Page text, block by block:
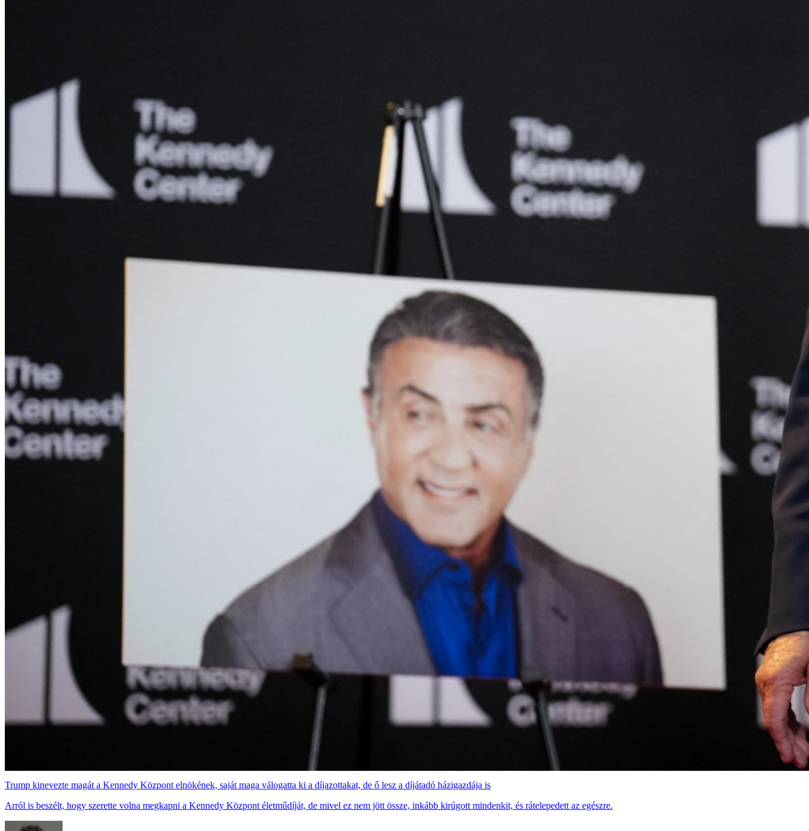
Trump kinevezte magát a Kennedy Központ elnökének, saját maga válogatta ki a díjazottakat, de ő lesz a díjátadó házigazdája is
Arról is beszélt, hogy szerette volna megkapni a Kennedy Központ életműdíját, de mivel ez nem jött össze, inkább kirúgott mindenkit, és rátelepedett az egészre.